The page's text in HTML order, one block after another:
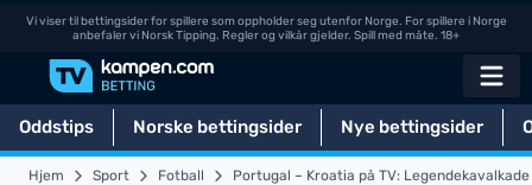
Vi viser til bettingsider for spillere som oppholder seg utenfor Norge. For spillere i Norge
anbefaler vi Norsk Tipping. Regler og vilkår gjelder. Spill med måte. 18+
Oddstips Norske bettingsider Nye bettingsider
Hjem Sport Fotball Portugal – Kroatia på TV: